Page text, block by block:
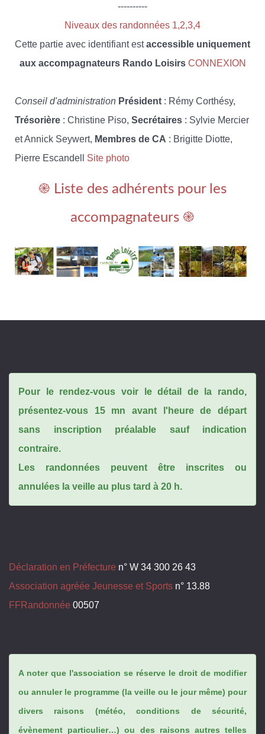
----------
Niveaux des randonnées 1,2,3,4
Cette partie avec identifiant estaccessible uniquement
aux accompagnateurs Rando Loisirs CONNEXION
Conseil d'administration Président : Rémy Corthésy,
Trésorière : Christine Piso, Secrétaires : Sylvie Mercier
et Annick Seywert, Membres de CA : Brigitte Diotte,
Pierre Escandell Site photo
֎ Liste des adhérents pour les
accompagnateurs ֎
Pour le rendez-vous voir le détail de la rando,
présentez-vous 15 mn avant l'heure de départ
sans inscription préalable sauf indication
contraire.
Les randonnées peuvent être inscrites ou
annulées la veille au plus tard à 20 h.
Déclaration en Préfecture n° W 34 300 26 43
Association agréée Jeunesse et Sports n° 13.88
FFRandonnée 00507
A noter que l'association se réserve le droit de modifier
ou annuler le programme (la veille ou le jour même) pour
divers raisons (météo, conditions de sécurité,
évènement particulier…) ou des raisons autres telles